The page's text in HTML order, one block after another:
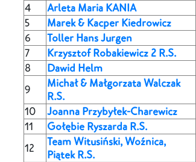
4
Arleta Maria KANIA
5
Marek & Kacper Kiedrowicz
6
Toller Hans Jurgen
7
Krzysztof Robakiewicz 2 R.S.
8
Dawid Helm
9
Michał & Małgorzata Walczak
R.S.
10
Joanna Przybyłek-Charewicz
11
Gołębie Ryszarda R.S.
12
Team Witusiński, Woźnica,
Piątek R.S.